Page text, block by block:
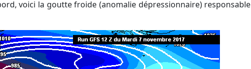
voici la goutte froide (anomalie dépressionnaire) responsable